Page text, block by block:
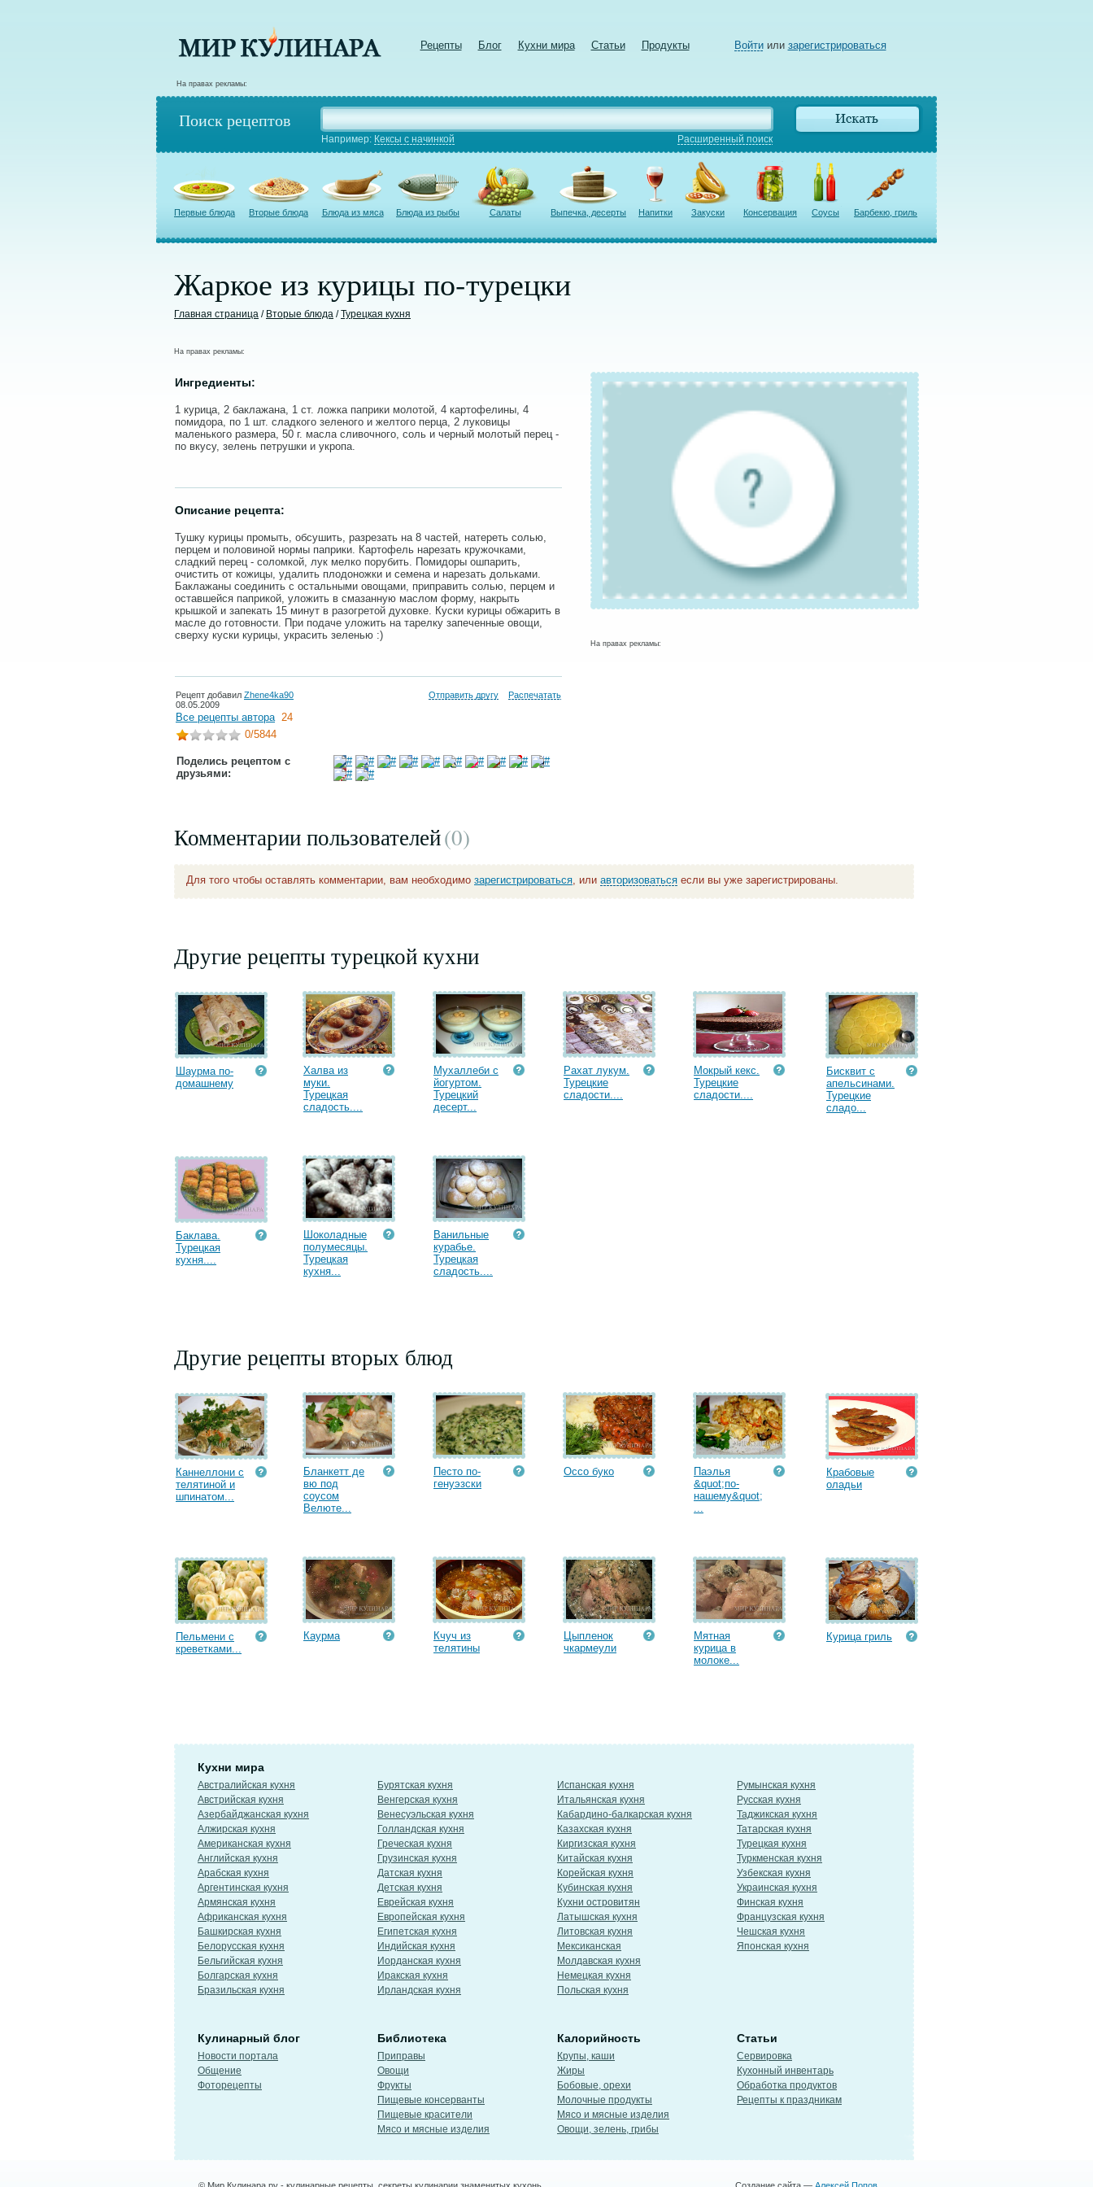
Рецепты Блог Кухни мира Статьи Продукты Войтиили зарегистрироваться
На правах рекламы:
Поиск рецептов
Например: Кексы с начинкой Расширенный поиск
Первые блюда Вторые блюда Блюда из мяса Блюда из рыбы Салаты Выпечка, десерты Напитки Закуски Консервация Соусы Барбекю, гриль
Жаркое из курицы по-турецки
Главная страница / Вторые блюда /Турецкая кухня
На правах рекламы:
Ингредиенты:
1 курица, 2 баклажана, 1 ст. ложка паприки молотой, 4 картофелины, 4
помидора, по 1 шт. сладкого зеленого и желтого перца, 2 луковицы
маленького размера, 50 г. масла сливочного, соль и черный молотый перец -
по вкусу, зелень петрушки и укропа.
Описание рецепта:
Тушку курицы промыть, обсушить, разрезать на 8 частей, натереть солью,
перцем и половиной нормы паприки. Картофель нарезать кружочками,
сладкий перец - соломкой, лук мелко порубить. Помидоры ошпарить,
очистить от кожицы, удалить плодоножки и семена и нарезать дольками.
Баклажаны соединить с остальными овощами, приправить солью, перцем и
оставшейся паприкой, уложить в смазанную маслом форму, накрыть
крышкой и запекать 15 минут в разогретой духовке. Куски курицы обжарить в
масле до готовности. При подаче уложить на тарелку запеченные овощи,
сверху куски курицы, украсить зеленью :)
Рецепт добавил Zhene4ka90
08.05.2009
Отправить другу Распечатать
Все рецепты автора 24
0/5844
Поделись рецептом с
друзьями:
На правах рекламы:
Комментарии пользователей(0)
Для того чтобы оставлять комментарии, вам необходимо зарегистрироваться, или авторизоваться если вы уже зарегистрированы.
Другие рецепты турецкой кухни
Шаурма по-
домашнему
Халва из
муки.
Турецкая
сладость....
Мухаллеби с
йогуртом.
Турецкий
десерт...
Рахат лукум.
Турецкие
сладости....
Мокрый кекс.
Турецкие
сладости....
Бисквит с
апельсинами.
Турецкие
сладо...
Баклава.
Турецкая
кухня....
Шоколадные
полумесяцы.
Турецкая
кухня...
Ванильные
курабье.
Турецкая
сладость....
Другие рецепты вторых блюд
Каннеллони с
телятиной и
шпинатом...
Бланкетт де
вю под
соусом
Велюте...
Песто по-
генуэзски
Оссо буко
Паэлья
&quot;по-
нашему&quot;
...
Крабовые
оладьи
Пельмени с
креветками...
Каурма
Кчуч из
телятины
Цыпленок
чкармеули
Мятная
курица в
молоке...
Курица гриль
Кухни мира
Австралийская кухня
Австрийская кухня
Азербайджанская кухня
Алжирская кухня
Американская кухня
Английская кухня
Арабская кухня
Аргентинская кухня
Армянская кухня
Африканская кухня
Башкирская кухня
Белорусская кухня
Бельгийская кухня
Болгарская кухня
Бразильская кухня
Бурятская кухня
Венгерская кухня
Венесуэльская кухня
Голландская кухня
Греческая кухня
Грузинская кухня
Датская кухня
Детская кухня
Еврейская кухня
Европейская кухня
Египетская кухня
Индийская кухня
Иорданская кухня
Иракская кухня
Ирландская кухня
Испанская кухня
Итальянская кухня
Кабардино-балкарская кухня
Казахская кухня
Киргизская кухня
Китайская кухня
Корейская кухня
Кубинская кухня
Кухни островитян
Латышская кухня
Литовская кухня
Мексиканская
Молдавская кухня
Немецкая кухня
Польская кухня
Румынская кухня
Русская кухня
Таджикская кухня
Татарская кухня
Турецкая кухня
Туркменская кухня
Узбекская кухня
Украинская кухня
Финская кухня
Французская кухня
Чешская кухня
Японская кухня
Кулинарный блог
Новости портала
Общение
Фоторецепты
Библиотека
Приправы
Овощи
Фрукты
Пищевые консерванты
Пищевые красители
Мясо и мясные изделия
Калорийность
Крупы, каши
Жиры
Бобовые, орехи
Молочные продукты
Мясо и мясные изделия
Овощи, зелень, грибы
Статьи
Сервировка
Кухонный инвентарь
Обработка продуктов
Рецепты к праздникам